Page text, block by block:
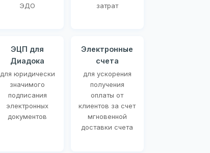
ЭДО
затрат
ЭЦП для
Диадока
для юридически
значимого
подписания
электронных
документов
Электронные
счета
для ускорения
получения
оплаты от
клиентов за счет
мгновенной
доставки счета